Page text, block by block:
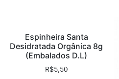
Espinheira Santa
Desidratada Orgânica 8g
(Embalados D.L)
R$5,50